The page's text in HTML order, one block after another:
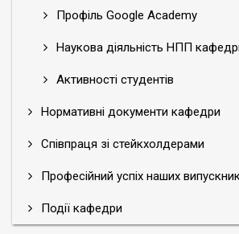
Профіль Google Academy
Наукова діяльність НПП
Активності студентів
Нормативні документи кафедри
Співпраця зі стейкхолдерами
Професійний успіх наших
Події кафедри